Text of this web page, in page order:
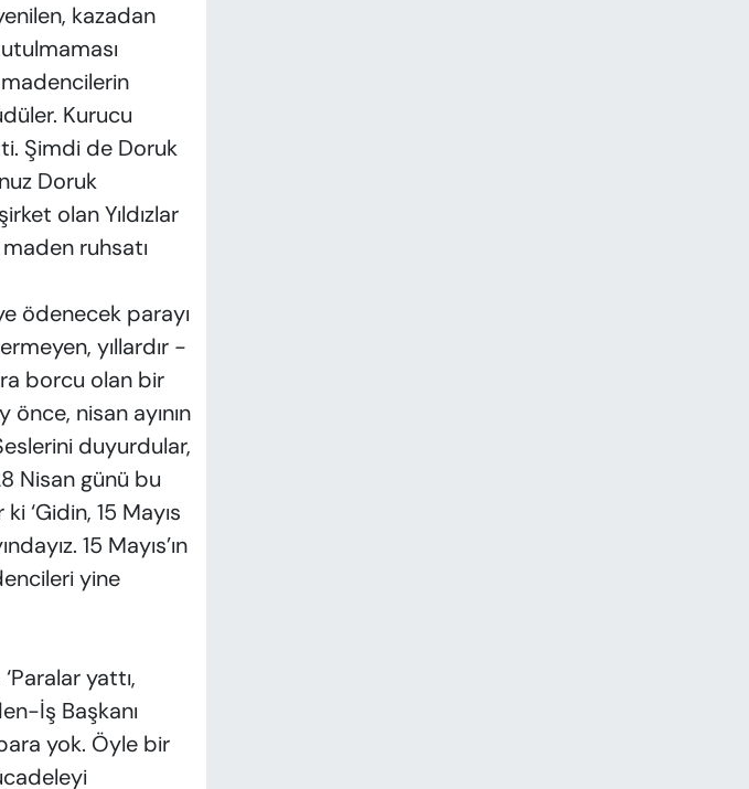
kazadan
Kurucu
Şimdi de Doruk
Doruk
olan Yıldızlar
ruhsatı
ödenecek parayı
yıllardır -
borcu olan bir
nisan ayının
duyurdular,
Nisan günü bu
‘Gidin, 15 Mayıs
15 Mayıs’ın
yine
yattı,
İş Başkanı
yok. Öyle bir